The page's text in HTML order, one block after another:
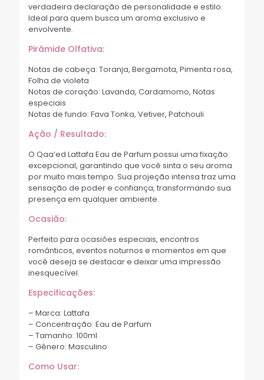
verdadeira declaração de personalidade e estilo.
Ideal para quem busca um aroma exclusivo e
envolvente.
Pirâmide Olfativa:
Notas de cabeça: Toranja, Bergamota, Pimenta rosa,
Folha de violeta
Notas de coração: Lavanda, Cardamomo, Notas
especiais
Notas de fundo: Fava Tonka, Vetiver, Patchouli
Ação / Resultado:
O Qaa’ed Lattafa Eau de Parfum possui uma fixação
excepcional, garantindo que você sinta o seu aroma
por muito mais tempo. Sua projeção intensa traz uma
sensação de poder e confiança, transformando sua
presença em qualquer ambiente.
Ocasião:
Perfeito para ocasiões especiais, encontros
românticos, eventos noturnos e momentos em que
você deseja se destacar e deixar uma impressão
inesquecível.
Especificações:
– Marca: Lattafa
– Concentração: Eau de Parfum
– Tamanho: 100ml
– Gênero: Masculino
Como Usar: